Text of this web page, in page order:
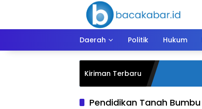
Daerah Politik Hukum
Kiriman Terbaru
Pendidikan Tanah Bumbu